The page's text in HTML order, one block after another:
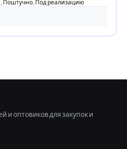
Поштучно, Под реализацию
и оптовиков для закупок и